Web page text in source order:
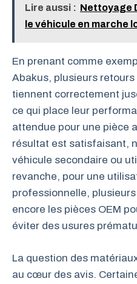
Lire aussi : Nettoyage
le véhicule en marche
En prenant comme
Abakus, plusieurs
tiennent correctement
ce qui place leur
attendue pour une pièce
résultat est satisfaisant,
véhicule secondaire ou
revanche, pour une
professionnelle,
encore les pièces OEM
éviter des usures
La question des
au cœur des avis.